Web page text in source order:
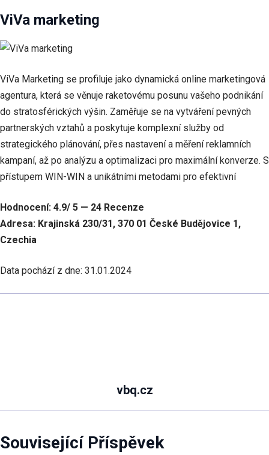
ViVa marketing
ViVa Marketing se profiluje jako dynamická online marketingová
agentura, která se věnuje raketovému posunu vašeho podnikání
do stratosférických výšin. Zaměřuje se na vytváření pevných
partnerských vztahů a poskytuje komplexní služby od
strategického plánování, přes nastavení a měření reklamních
kampaní, až po analýzu a optimalizaci pro maximální konverze. S
přístupem WIN-WIN a unikátními metodami pro efektivní
Hodnocení: 4.9/ 5 — 24 Recenze
Adresa: Krajinská 230/31, 370 01 České Budějovice 1,
Czechia
Data pochází z dne: 31.01.2024
vbq.cz
Související Příspěvek
šanci na zobrazení